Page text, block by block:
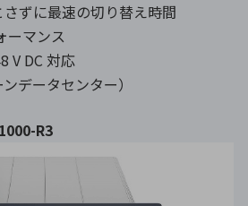
さずに最速の切り替え時間
ーマンス
V DC 対応
データセンター）
R3